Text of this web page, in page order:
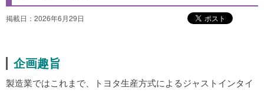
掲載日：2026年6月29日
企画趣旨
製造業ではこれまで、トヨタ生産方式によるジャストインタイ